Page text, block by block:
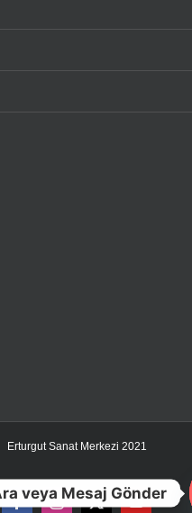
Erturgut Sanat Merkezi 2021
FacebookInstagram
X YouTube
veya Mesaj Gönder